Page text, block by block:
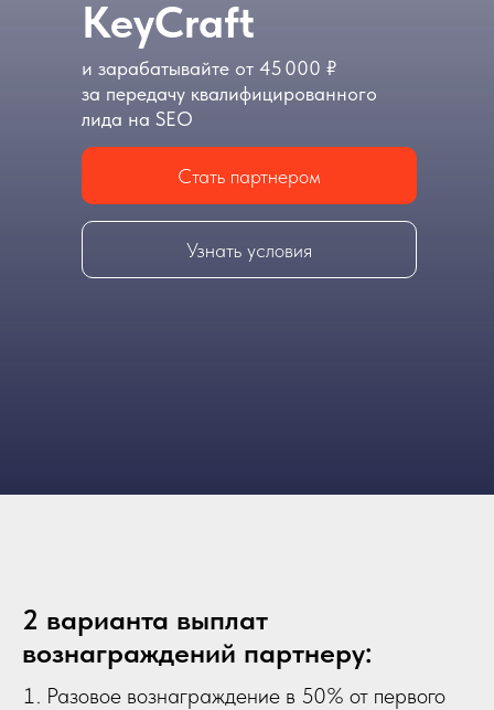
Узнать условия
Стать партнером
и зарабатывайте от 45 000 ₽
за передачу квалифицированного
лида на SEO
KeyCraft
2 варианта выплат
вознаграждений партнеру:
Разовое вознаграждение в 50% от первого